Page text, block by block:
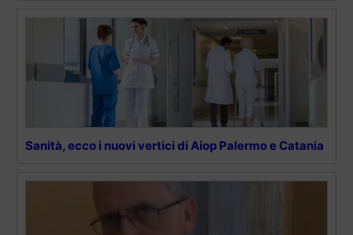
Sanità, ecco i nuovi vertici di Aiop Palermo e Catania